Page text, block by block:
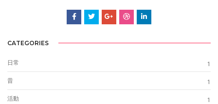
CATEGORIES
日常 1
昔 1
活動 1